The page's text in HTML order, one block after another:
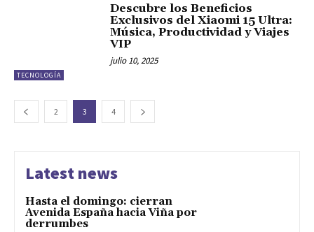
TECNOLOGÍA
Descubre los Beneficios
Exclusivos del Xiaomi 15 Ultra:
Música, Productividad y Viajes
VIP
julio 10, 2025
2 3 4
Latest news
Hasta el domingo: cierran
Avenida España hacia Viña por
derrumbes